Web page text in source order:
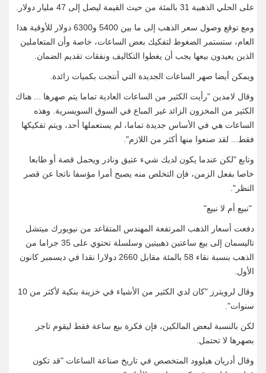
على الحلي الذهبية 31 بالمئة من حيث القيمة ليصل إلى 47 مليار دولار.
ومع توقع وصول سعر الذهب إلى ما بين 5400 و6300 دولار للأوقية هذا
العام، ستستمر الضغوط لتفكيك بعض الساعات، خاصة وأن المتعاملين
الذين يعيدون بيعها يجب ⁠أن يغطوا التكاليف ونفقات تقديم الضمان.
ويمكن أيضا صهر الساعات الجديدة التي أنتجت بكميات زائدة.
وقال لامدين "رأيت الكثير من الساعات العادية تماما يتم صهرها ... هناك
الكثير من المخزون الزائد غير المباع في السوق السويسرية. وهذه
الساعات هي في الأساس جديدة تماما، لم يستعملها أحد، ويتم تفكيكها
فقط... لقد صنعوا منها أكثر من اللازم".
وتابع "لكن عندما يكون لديك ⁠شيء عتيق ونادر ويحمل قصة أو طابعا
خاصا بفعل الزمن، فإن التخلص منه يصبح أمرا مؤسفا ناتجا عن قصر
النظر".
"نبيع أم لا نبيع"
دفعت أسعار الذهب المرتفعة المهندس المتقاعد من نيويورك ميتشل
تاليسمان إلى بيع ساعتين ذهبيتين وسلسلة تحتوي على 35 جراما من
الذهب بنسبة نقاء 58 بالمئة مقابل ⁠2660 دولارا نقدا في ديسمبر كانون
الأول.
وقال لرويترز "كان لدي الكثير من الأشياء في خزينة بنكية لأكثر من 10
سنوات".
لكن بالنسبة لبعض المالكين، فإن فكرة بيع ساعة فقط ليقوم تاجر
بصهرها لا تحتمل.
وقال أدريان هيلوود المتخصص في تاريخ صناعة الساعات "قد تكون